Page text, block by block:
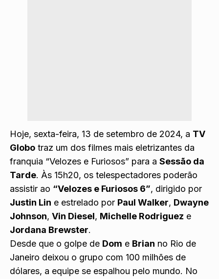
Hoje, sexta-feira, 13 de setembro de 2024, a TV
Globo traz um dos filmes mais eletrizantes da
franquia “Velozes e Furiosos” para a Sessão da
Tarde. Às 15h20, os telespectadores poderão
assistir ao “Velozes e Furiosos 6”, dirigido por
Justin Lin e estrelado por Paul Walker, Dwayne
Johnson, Vin Diesel, Michelle Rodriguez e
Jordana Brewster.
Desde que o golpe de Dom e Brian no Rio de
Janeiro deixou o grupo com 100 milhões de
dólares, a equipe se espalhou pelo mundo. No